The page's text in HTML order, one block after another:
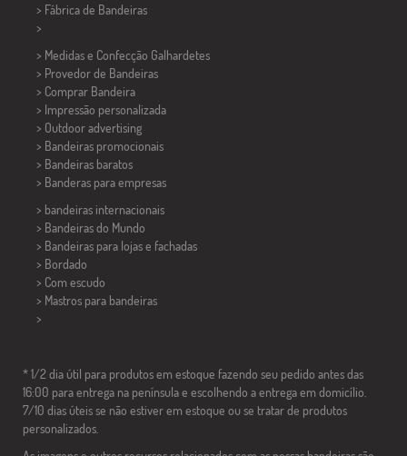
> Fábrica de Bandeiras
>
> Medidas e Confecção Galhardetes
> Provedor de Bandeiras
> Comprar Bandeira
> Impressão personalizada
> Outdoor advertising
> Bandeiras promocionais
> Bandeiras baratos
> Banderas para empresas
> bandeiras internacionais
> Bandeiras do Mundo
> Bandeiras para lojas e fachadas
> Bordado
> Com escudo
> Mastros para bandeiras
>
* 1/2 dia útil para produtos em estoque fazendo seu pedido antes das
16:00 para entrega na península e escolhendo a entrega em domicílio.
7/10 dias úteis se não estiver em estoque ou se tratar de produtos
personalizados.